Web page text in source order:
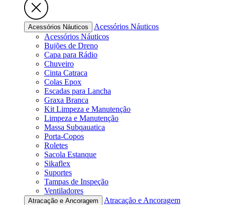
Acessórios Náuticos
Acessórios Náuticos
Acessórios Náuticos
Bujões de Dreno
Capa para Rádio
Chuveiro
Cinta Catraca
Colas Epox
Escadas para Lancha
Graxa Branca
Kit Limpeza e Manutenção
Limpeza e Manutenção
Massa Subqauatica
Porta-Copos
Roletes
Sacola Estanque
Sikaflex
Suportes
Tampas de Inspeção
Ventiladores
Atracação e Ancoragem
Atracação e Ancoragem